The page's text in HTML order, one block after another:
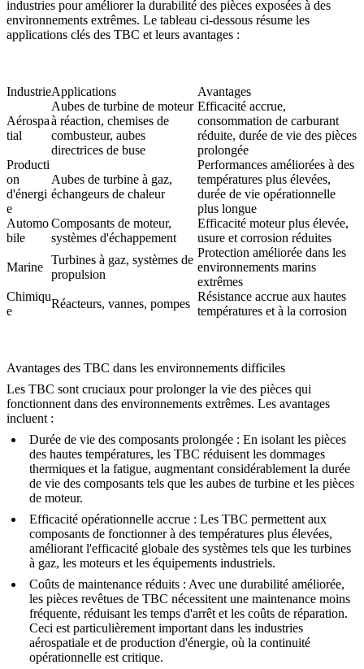
industries pour améliorer la durabilité des pièces exposées à des
environnements extrêmes. Le tableau ci-dessous résume les
applications clés des TBC et leurs avantages :
IndustrieApplications Avantages
Aérospa
tial
Aubes de turbine de moteur
à réaction, chemises de
combusteur, aubes
directrices de buse
Efficacité accrue,
consommation de carburant
réduite, durée de vie des pièces
prolongée
Producti
on
d'énergi
e
Aubes de turbine à gaz,
échangeurs de chaleur
Performances améliorées à des
températures plus élevées,
durée de vie opérationnelle
plus longue
Automo
bile
Composants de moteur,
systèmes d'échappement
Efficacité moteur plus élevée,
usure et corrosion réduites
Marine
Turbines à gaz, systèmes de
propulsion
Protection améliorée dans les
environnements marins
extrêmes
Chimiqu
e
Réacteurs, vannes, pompes
Résistance accrue aux hautes
températures et à la corrosion
Avantages des TBC dans les environnements difficiles
Les TBC sont cruciaux pour prolonger la vie des pièces qui
fonctionnent dans des environnements extrêmes. Les avantages
incluent :
Durée de vie des composants prolongée : En isolant les pièces
des hautes températures, les TBC réduisent les dommages
thermiques et la fatigue, augmentant considérablement la durée
de vie des composants tels que les aubes de turbine et les pièces
de moteur.
Efficacité opérationnelle accrue : Les TBC permettent aux
composants de fonctionner à des températures plus élevées,
améliorant l'efficacité globale des systèmes tels que les turbines
à gaz, les moteurs et les équipements industriels.
Coûts de maintenance réduits : Avec une durabilité améliorée,
les pièces revêtues de TBC nécessitent une maintenance moins
fréquente, réduisant les temps d'arrêt et les coûts de réparation.
Ceci est particulièrement important dans les industries
aérospatiale et de production d'énergie, où la continuité
opérationnelle est critique.